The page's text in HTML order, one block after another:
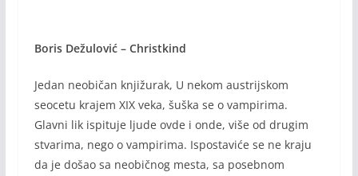
Boris Dežulović – Christkind
Jedan neobičan knjižurak, U nekom austrijskom
seocetu krajem XIX veka, šuška se o vampirima.
Glavni lik ispituje ljude ovde i onde, više od drugim
stvarima, nego o vampirima. Ispostaviće se ne kraju
da je došao sa neobičnog mesta, sa posebnom